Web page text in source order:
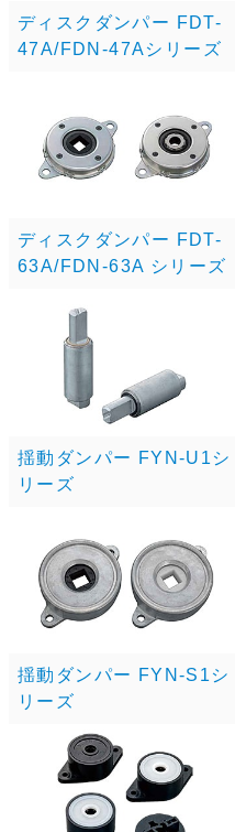
ディスクダンパー FDT-
47A/FDN-47Aシリーズ
ディスクダンパー FDT-
63A/FDN-63A シリーズ
揺動ダンパー FYN-U1シ
リーズ
揺動ダンパー FYN-S1シ
リーズ